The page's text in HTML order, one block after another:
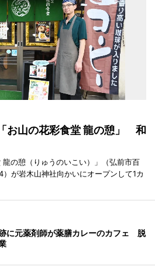
お山の花彩食堂 龍の憩」 和
龍の憩（りゅうのいこい）」（弘前市百
が岩木山神社向かいにオープンして1カ
に元薬剤師が薬膳カレーのカフェ 脱